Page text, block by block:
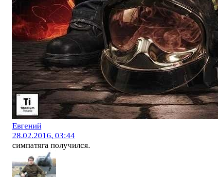
Евгений
28.02.2016, 03:44
симпатяга получился.